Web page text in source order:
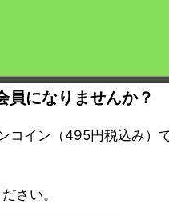
員になりませんか？
コイン（495円税込み）
さい。